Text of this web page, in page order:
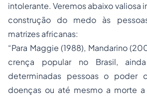
intolerante. Veremos abaixo valiosa
construção do medo às
matrizes africanas:
“Para Maggie (1988), Mandarino
crença popular no Brasil,
determinadas pessoas o poder
doenças ou até mesmo a morte